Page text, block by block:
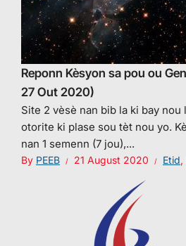
Reponn Kèsyon sa pou ou
27 Out 2020)
Site 2 vèsè nan bib la ki bay
otorite ki plase sou tèt nou yo.
nan 1 semenn (7 jou),...
By PEEB 21 August 2020 Etid,